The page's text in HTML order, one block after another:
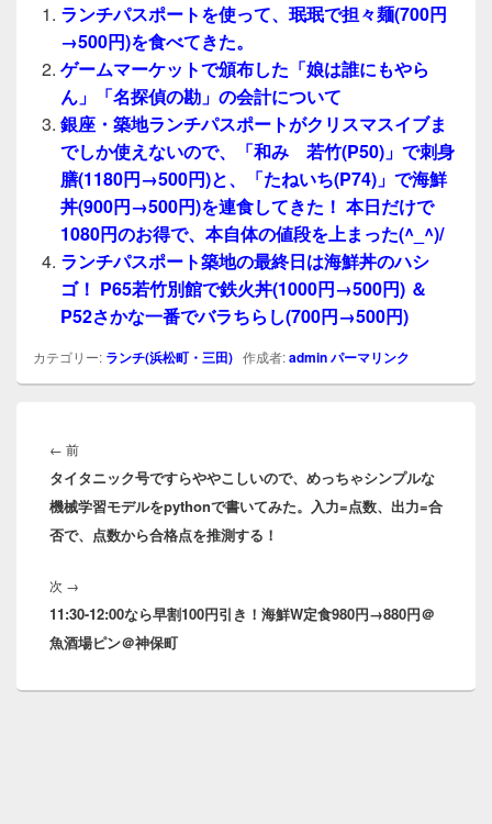
ランチパスポートを使って、珉珉で担々麺(700円
→500円)を食べてきた。
ゲームマーケットで頒布した「娘は誰にもやら
ん」「名探偵の勘」の会計について
銀座・築地ランチパスポートがクリスマスイブま
でしか使えないので、「和み 若竹(P50)」で刺身
膳(1180円→500円)と、「たねいち(P74)」で海鮮
丼(900円→500円)を連食してきた！ 本日だけで
1080円のお得で、本自体の値段を上まった(^_^)/
ランチパスポート築地の最終日は海鮮丼のハシ
ゴ！ P65若竹別館で鉄火丼(1000円→500円) ＆
P52さかな一番でバラちらし(700円→500円)
カテゴリー: ランチ(浜松町・三田) 作成者:adminパーマリンク
稿
ナ
ビ
ゲ
ー
ョ
ン
← 前前
の
投
稿:
タイタニック号ですらややこしいので、めっちゃシンプルな
機械学習モデルをpythonで書いてみた。入力=点数、出力=合
否で、点数から合格点を推測する！
次 →
の
投
11:30-12:00なら早割100円引き！海鮮W定食980円→880円＠
魚酒場ピン＠神保町